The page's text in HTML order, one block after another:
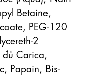
Betaine,
PEG-120
2
Carica,
Papain, Bis-